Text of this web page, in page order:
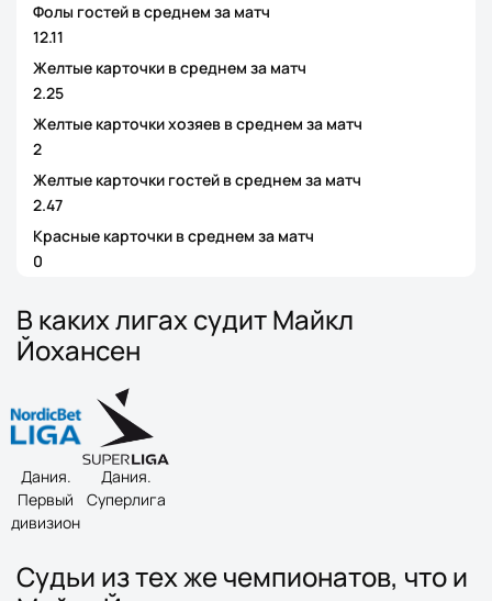
Фолы гостей в среднем за матч
12.11
Желтые карточки в среднем за матч
2.25
Желтые карточки хозяев в среднем за матч
2
Желтые карточки гостей в среднем за матч
2.47
Красные карточки в среднем за матч
0
В каких лигах судит Майкл
Йохансен
Дания.
Первый
дивизион
Дания.
Суперлига
Судьи из тех же чемпионатов, что и